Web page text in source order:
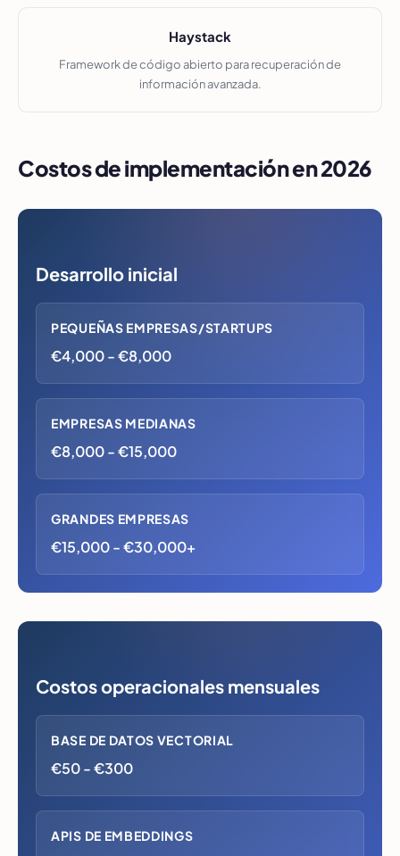
Haystack
Framework de código abierto para recuperación de
información avanzada.
Costos de implementación en 2026
Desarrollo inicial
PEQUEÑAS EMPRESAS/STARTUPS
€4,000 - €8,000
EMPRESAS MEDIANAS
€8,000 - €15,000
GRANDES EMPRESAS
€15,000 - €30,000+
Costos operacionales mensuales
BASE DE DATOS VECTORIAL
€50 - €300
APIS DE EMBEDDINGS